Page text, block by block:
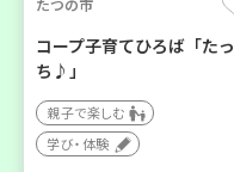
たつの市
コープ子育てひろば「たっ
ち♪」
親子で楽しむ
学び・体験